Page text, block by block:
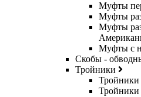
Муфты
Муфты
Муфты
Муфты с
Скобы -
Тройники
Тройники
Тройники